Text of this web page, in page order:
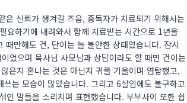
신뢰가 생겨갈 즈음, 중독자가 치료되기 위해서는
요하기에 내려와서 함께 치료받는 시간으로 1년을
만해도 건, 단이는 늘 불안한 상태였습니다. 잠시
었으며 목사님 사모님과 상담이라도 할 때면 건이는
은지 혼나는 것은 아닌지 귀를 기울이며 염탐했고,
는 모습이 많았습니다. 그리고 6살임에도 불구하고
인 말들을 소리치며 표현했습니다. 부부사이 또한 쉽